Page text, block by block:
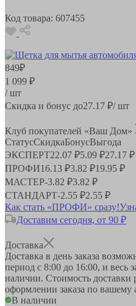
Код товара: 607455
849₽
1 099 ₽
/ шт
Скидка и бонус до27.17 ₽/ шт
Клуб покупателей «Ваш Дом»
СтатусСкидкаБонусВыгода
ЭКСПЕРТ22.07 ₽5.09 ₽27.17 ₽
ПРОФИ16.13 ₽3.82 ₽19.95 ₽
МАСТЕР-3.82 ₽3.82 ₽
СТАНДАРТ-2.55 ₽2.55 ₽
Как стать «ПРОФИ» сразу!
Доставим сегодня, от 90 ₽
Доставка
Доставка в день заказа
период с 8:00 до 16:00, и весь
наличии. Стоимость доставки
оформлении заказа по вашему
В наличии